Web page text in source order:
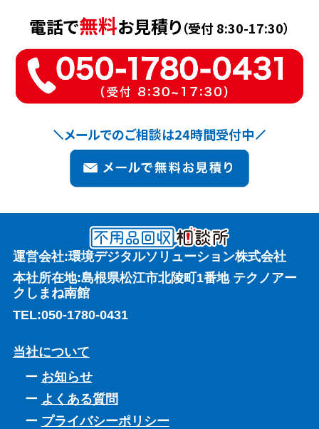
電話で無料お見積り（受付 8:30-17:30）
メールでのご相談は24時間受付中
運営会社:環境デジタルソリューション株式会社
本社所在地:島根県松江市北陵町1番地 テクノアー
クしまね南館
TEL:050-1780-0431
当社について
お知らせ
よくある質問
プライバシーポリシー